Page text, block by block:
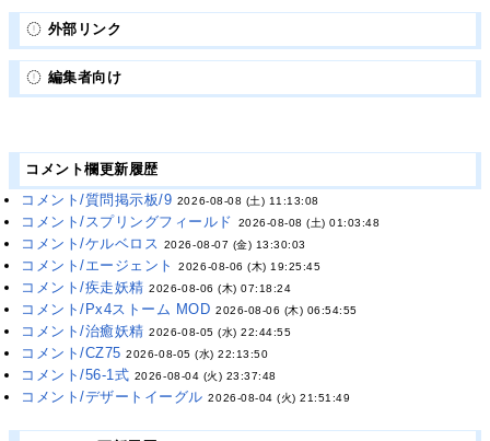
外部リンク
編集者向け
コメント欄更新履歴
コメント/質問掲示板/9 2026-08-08 (土) 11:13:08
コメント/スプリングフィールド 2026-08-08 (土) 01:03:48
コメント/ケルベロス 2026-08-07 (金) 13:30:03
コメント/エージェント 2026-08-06 (木) 19:25:45
コメント/疾走妖精 2026-08-06 (木) 07:18:24
コメント/Px4ストーム MOD 2026-08-06 (木) 06:54:55
コメント/治癒妖精 2026-08-05 (水) 22:44:55
コメント/CZ75 2026-08-05 (水) 22:13:50
コメント/56-1式 2026-08-04 (火) 23:37:48
コメント/デザートイーグル 2026-08-04 (火) 21:51:49